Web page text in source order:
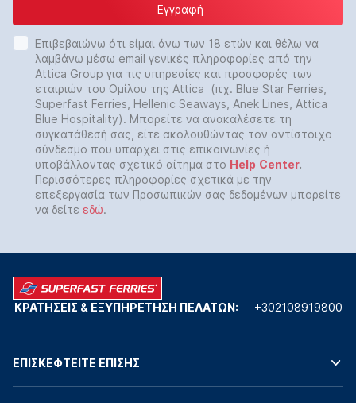
Εγγραφή
Επιβεβαιώνω ότι είμαι άνω των 18 ετών και θέλω να
λαμβάνω μέσω email γενικές πληροφορίες από την
Attica Group για τις υπηρεσίες και προσφορές των
εταιριών του Ομίλου της Attica (πχ. Blue Star Ferries,
Superfast Ferries, Hellenic Seaways, Anek Lines, Attica
Blue Hospitality). Μπορείτε να ανακαλέσετε τη
συγκατάθεσή σας, είτε ακολουθώντας τον αντίστοιχο
σύνδεσμο που υπάρχει στις επικοινωνίες ή
υποβάλλοντας σχετικό αίτημα στο Help Center.
Περισσότερες πληροφορίες σχετικά με την
επεξεργασία των Προσωπικών σας δεδομένων μπορείτε
να δείτε εδώ.
ΚΡΑΤΗΣΕΙΣ & ΕΞΥΠΗΡΕΤΗΣΗ ΠΕΛΑΤΩΝ: +302108919800
ΕΠΙΣΚΕΦΤΕΙΤΕ ΕΠΙΣΗΣ